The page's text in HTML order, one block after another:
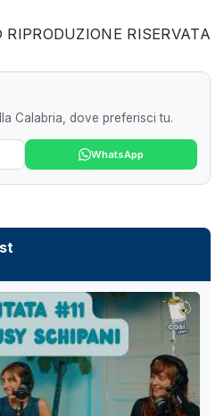
RISERVATA
Calabria, dove preferisci tu.
WhatsApp